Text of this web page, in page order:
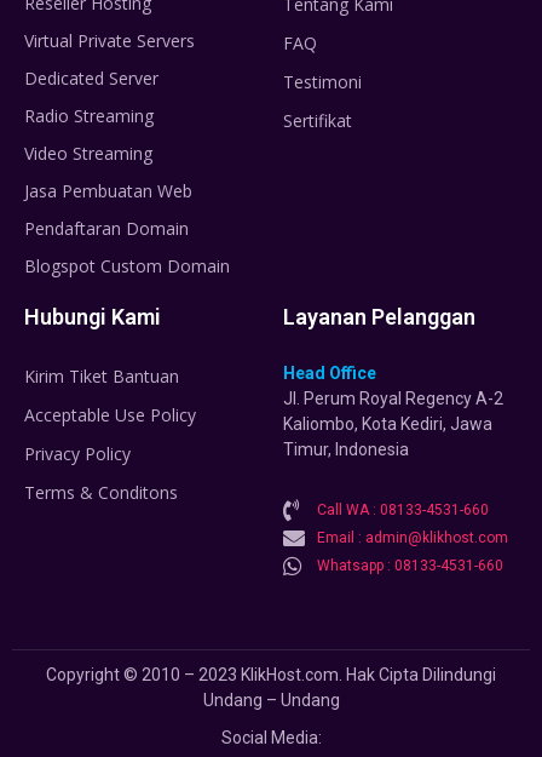
Virtual Private Servers
Dedicated Server
Radio Streaming
Video Streaming
Jasa Pembuatan Web
Pendaftaran Domain
Blogspot Custom Domain
FAQ
Testimoni
Sertifikat
Hubungi Kami
Kirim Tiket Bantuan
Acceptable Use Policy
Privacy Policy
Terms & Conditons
Layanan Pelanggan
Head Office
Jl. Perum Royal Regency A-2
Kaliombo, Kota Kediri, Jawa
Timur, Indonesia
Call WA : 08133-4531-660
Email : admin@klikhost.com
Whatsapp : 08133-4531-660
Copyright © 2010 – 2023 KlikHost.com. Hak Cipta Dilindungi
Undang – Undang
Social Media: